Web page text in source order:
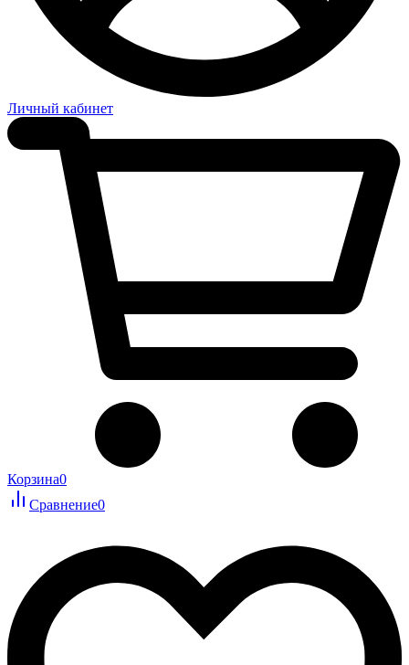
Личный кабинет
Корзина0
Сравнение0